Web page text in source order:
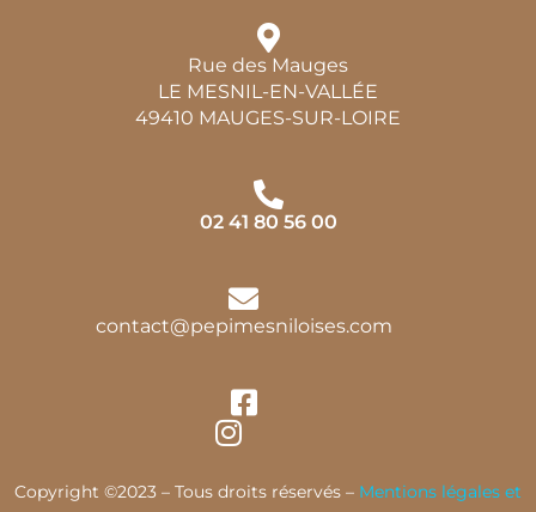
Rue des Mauges
LE MESNIL-EN-VALLÉE
49410 MAUGES-SUR-LOIRE
02 41 80 56 00
contact@pepimesniloises.com
Copyright ©2023 – Tous droits réservés – Mentions légales et